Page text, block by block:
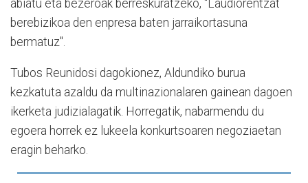
abiatu eta bezeroak berreskuratzeko, "Laudiorentzat
berebizikoa den enpresa baten jarraikortasuna
bermatuz".
Tubos Reunidosi dagokionez, Aldundiko burua
kezkatuta azaldu da multinazionalaren gainean dagoen
ikerketa judizialagatik. Horregatik, nabarmendu du
egoera horrek ez lukeela konkurtsoaren negoziaetan
eragin beharko.